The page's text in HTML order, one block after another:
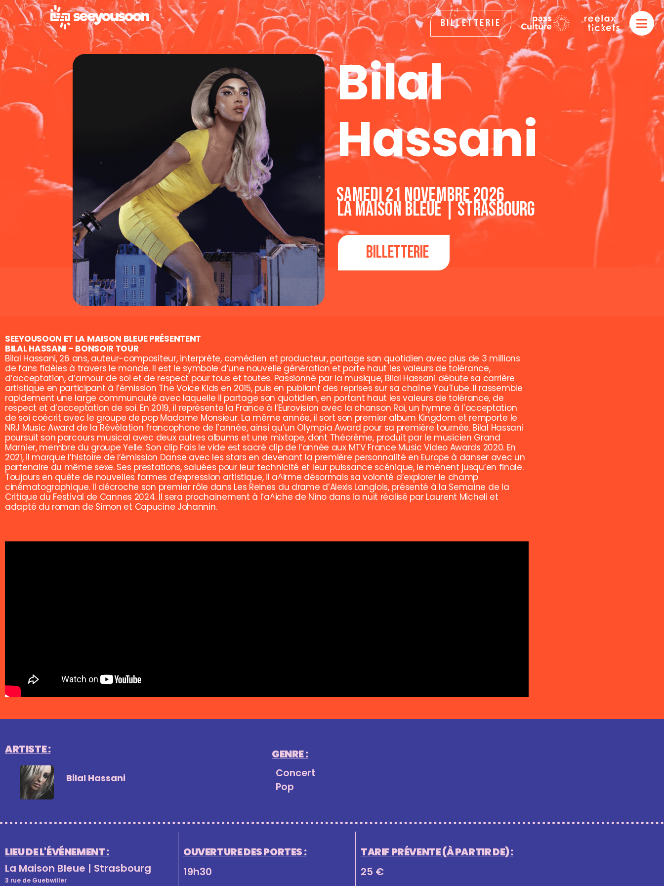
Billetterie
Bilal
Hassani
samedi 21 novembre 2026
La Maison Bleue | Strasbourg
Billetterie
SEEYOUSOON ET LA MAISON BLEUE PRÉSENTENT
BILAL HASSANI – BONSOIR TOUR
Bilal Hassani, 26 ans, auteur-compositeur, interprète, comédien et producteur, partage son quotidien avec plus de 3 millions
de fans fidèles à travers le monde. Il est le symbole d’une nouvelle génération et porte haut les valeurs de tolérance,
d’acceptation, d’amour de soi et de respect pour tous et toutes. Passionné par la musique, Bilal Hassani débute sa carrière
artistique en participant à l’émission The Voice Kids en 2015, puis en publiant des reprises sur sa chaîne YouTube. Il rassemble
rapidement une large communauté avec laquelle il partage son quotidien, en portant haut les valeurs de tolérance, de
respect et d’acceptation de soi. En 2019, il représente la France à l’Eurovision avec la chanson Roi, un hymne à l’acceptation
de soi coécrit avec le groupe de pop Madame Monsieur. La même année, il sort son premier album Kingdom et remporte le
NRJ Music Award de la Révélation francophone de l’année, ainsi qu’un Olympia Award pour sa première tournée. Bilal Hassani
poursuit son parcours musical avec deux autres albums et une mixtape, dont Théorème, produit par le musicien Grand
Marnier, membre du groupe Yelle. Son clip Fais le vide est sacré clip de l’année aux MTV France Music Video Awards 2020. En
2021, il marque l’histoire de l’émission Danse avec les stars en devenant la première personnalité en Europe à danser avec un
partenaire du même sexe. Ses prestations, saluées pour leur technicité et leur puissance scénique, le mènent jusqu’en finale.
Toujours en quête de nouvelles formes d’expression artistique, il a^irme désormais sa volonté d’explorer le champ
cinématographique. Il décroche son premier rôle dans Les Reines du drame d’Alexis Langlois, présenté à la Semaine de la
Critique du Festival de Cannes 2024. Il sera prochainement à l’a^iche de Nino dans la nuit réalisé par Laurent Micheli et
adapté du roman de Simon et Capucine Johannin.
ARTISTE :
Bilal Hassani
GENRE :
Concert
Pop
LIEU DE L'ÉVÉNEMENT :
La Maison Bleue | Strasbourg
3 rue de Guebwiller
OUVERTURE DES PORTES :
19h30
TARIF PRÉVENTE (À PARTIR DE) :
25 €